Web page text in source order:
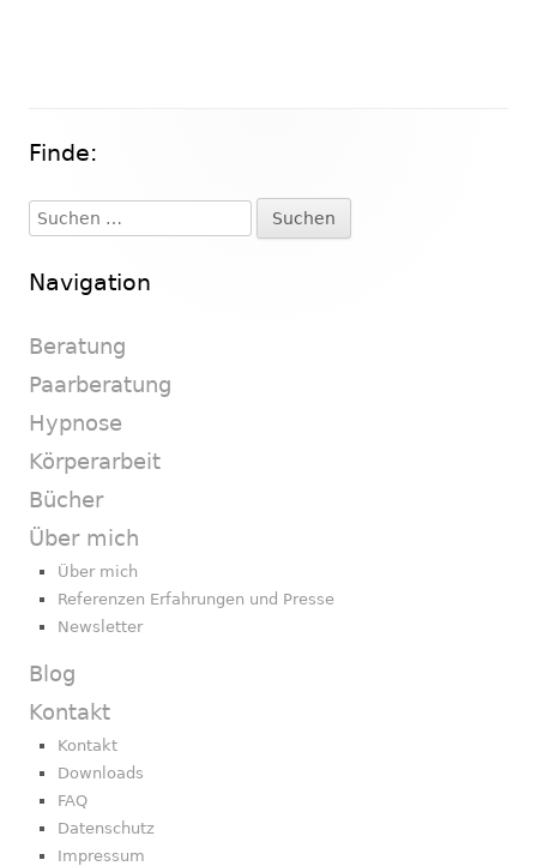
Haupt-
Seitenleiste
Finde:
Suchen
nach:
Navigation
Beratung
Paarberatung
Hypnose
Körperarbeit
Bücher
Über mich
Über mich
Referenzen Erfahrungen und Presse
Newsletter
Blog
Kontakt
Kontakt
Downloads
FAQ
Datenschutz
Impressum